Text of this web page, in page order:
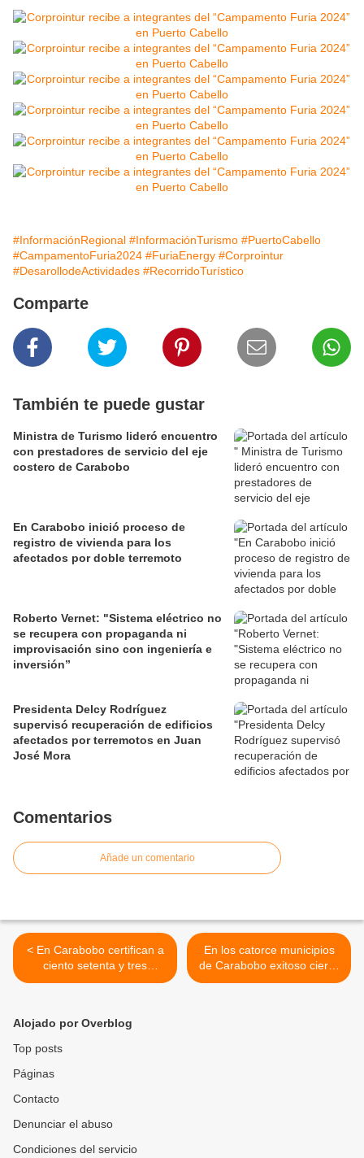
#InformaciónRegional #InformaciónTurismo #PuertoCabello
#CampamentoFuria2024 #FuriaEnergy #Corprointur
#DesarollodeActividades #RecorridoTurístico
Comparte
También te puede gustar
Ministra de Turismo lideró encuentro
con prestadores de servicio del eje
costero de Carabobo
En Carabobo inició proceso de
registro de vivienda para los
afectados por doble terremoto
Roberto Vernet: "Sistema eléctrico no
se recupera con propaganda ni
improvisación sino con ingeniería e
inversión”
Presidenta Delcy Rodríguez
supervisó recuperación de edificios
afectados por terremotos en Juan
José Mora
Comentarios
Añade un comentario
< En Carabobo certifican a
ciento setenta y tres
emprendedores en áreas
En los catorce municipios
de Carabobo exitoso cierre
del “Plan Agosto de
Alojado por Overblog
Top posts
Páginas
Contacto
Denunciar el abuso
Condiciones del servicio